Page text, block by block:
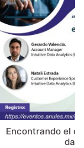
Encontrando el